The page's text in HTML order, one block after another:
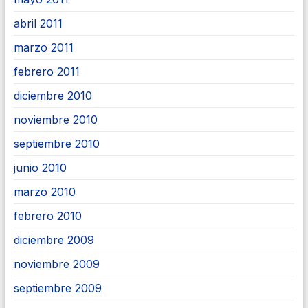
abril 2011
marzo 2011
febrero 2011
diciembre 2010
noviembre 2010
septiembre 2010
junio 2010
marzo 2010
febrero 2010
diciembre 2009
noviembre 2009
septiembre 2009